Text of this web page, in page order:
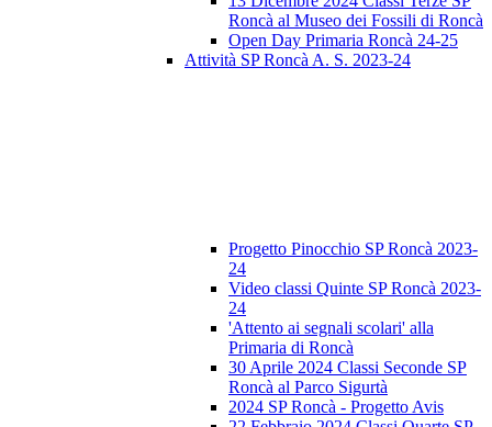
Roncà al Museo dei Fossili di Roncà
Open Day Primaria Roncà 24-25
Attività SP Roncà A. S. 2023-24
Progetto Pinocchio SP Roncà 2023-
24
Video classi Quinte SP Roncà 2023-
24
'Attento ai segnali scolari' alla
Primaria di Roncà
30 Aprile 2024 Classi Seconde SP
Roncà al Parco Sigurtà
2024 SP Roncà - Progetto Avis